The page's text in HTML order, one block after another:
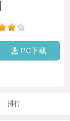
PC下载
排行